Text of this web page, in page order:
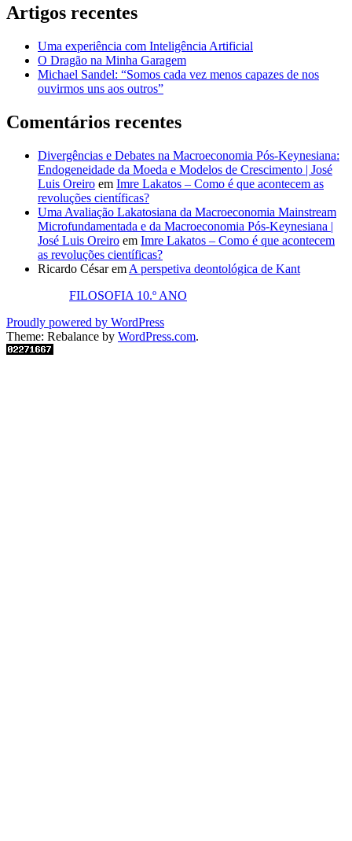
Artigos recentes
Uma experiência com Inteligência Artificial
O Dragão na Minha Garagem
Michael Sandel: “Somos cada vez menos capazes de nos
ouvirmos uns aos outros”
Comentários recentes
Divergências e Debates na Macroeconomia Pós-Keynesiana:
Endogeneidade da Moeda e Modelos de Crescimento | José
Luis Oreiro em Imre Lakatos – Como é que acontecem as
revoluções científicas?
Uma Avaliação Lakatosiana da Macroeconomia Mainstream
Microfundamentada e da Macroeconomia Pós-Keynesiana |
José Luis Oreiro em Imre Lakatos – Como é que acontecem
as revoluções científicas?
Ricardo Césarem A perspetiva deontológica de Kant
FILOSOFIA 10.º ANO
Proudly powered by WordPress
Theme: Rebalance by WordPress.com.